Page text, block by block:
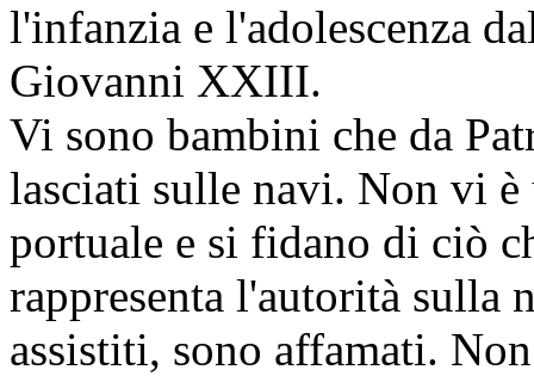
l'infanzia e l'adolescenza
Giovanni XXIII.
Vi sono bambini che da
lasciati sulle navi. Non vi
portuale e si fidano di ciò
rappresenta l'autorità sulla
assistiti, sono affamati.